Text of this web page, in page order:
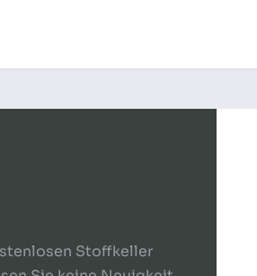
Stoffkeller